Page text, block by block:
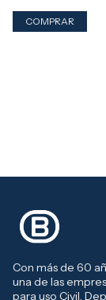
Con más de 60
una de las
para uso Civil,